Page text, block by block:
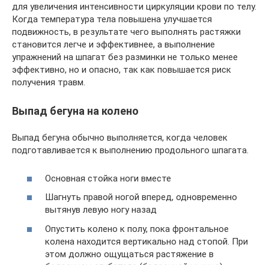
для увеличения интенсивности циркуляции крови по телу.
Когда температура тела повышена улучшается
подвижность, в результате чего выполнять растяжки
становится легче и эффективнее, а выполнение
упражнений на шпагат без разминки не только менее
эффективно, но и опасно, так как повышается риск
получения травм.
Выпад бегуна на колено
Выпад бегуна обычно выполняется, когда человек
подготавливается к выполнению продольного шпагата.
Основная стойка ноги вместе
Шагнуть правой ногой вперед, одновременно
вытянув левую ногу назад
Опустить колено к полу, пока фронтальное
колена находится вертикально над стопой. При
этом должно ощущаться растяжение в